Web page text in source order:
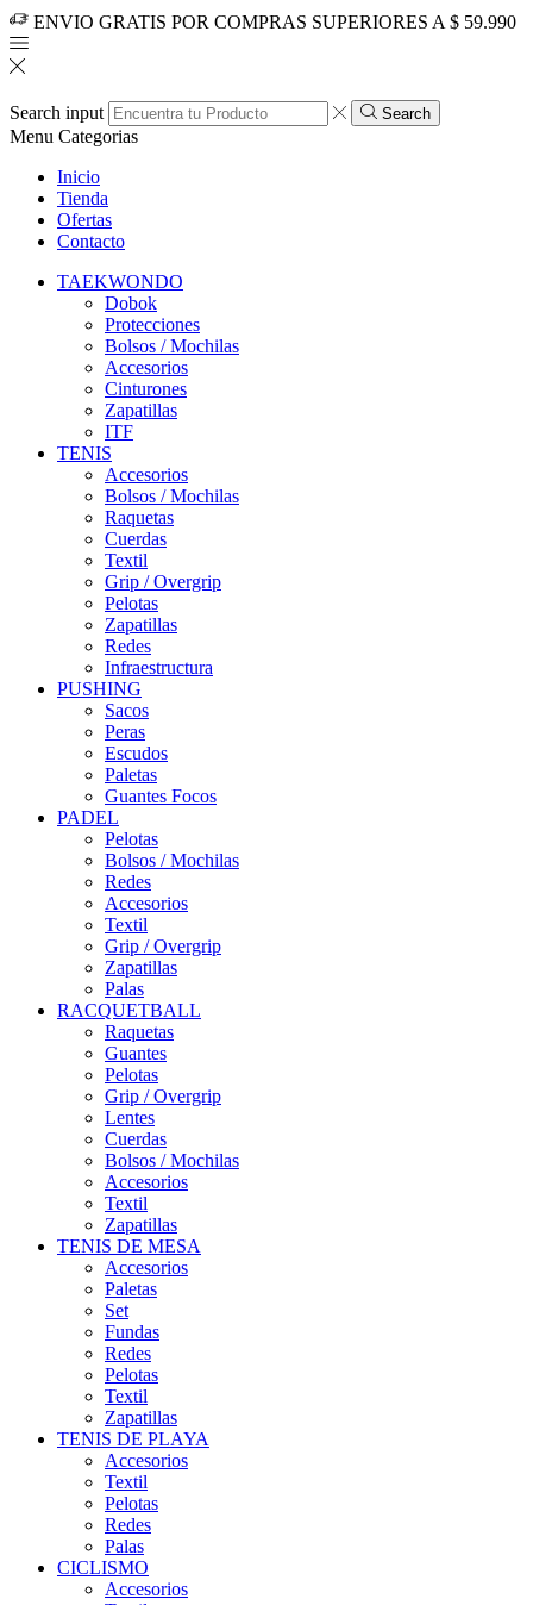
ENVIO GRATIS POR COMPRAS SUPERIORES A $ 59.990
Search input Search
Menu Categorias
Inicio
Tienda
Ofertas
Contacto
TAEKWONDO
Dobok
Protecciones
Bolsos / Mochilas
Accesorios
Cinturones
Zapatillas
ITF
TENIS
Accesorios
Bolsos / Mochilas
Raquetas
Cuerdas
Textil
Grip / Overgrip
Pelotas
Zapatillas
Redes
Infraestructura
PUSHING
Sacos
Peras
Escudos
Paletas
Guantes Focos
PADEL
Pelotas
Bolsos / Mochilas
Redes
Accesorios
Textil
Grip / Overgrip
Zapatillas
Palas
RACQUETBALL
Raquetas
Guantes
Pelotas
Grip / Overgrip
Lentes
Cuerdas
Bolsos / Mochilas
Accesorios
Textil
Zapatillas
TENIS DE MESA
Accesorios
Paletas
Set
Fundas
Redes
Pelotas
Textil
Zapatillas
TENIS DE PLAYA
Accesorios
Textil
Pelotas
Redes
Palas
CICLISMO
Accesorios